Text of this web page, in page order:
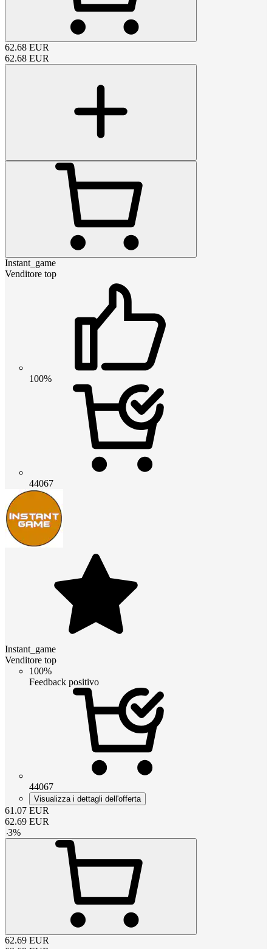
62.68 EUR
62.68 EUR
Instant_game
Venditore top
100%
44067
Instant_game
Venditore top
100%
Feedback positivo
44067
Visualizza i dettagli dell'offerta
61.07 EUR
62.69 EUR
-3%
62.69 EUR